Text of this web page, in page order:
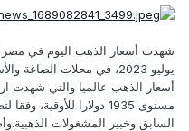
يوليو 2023، في محلات
أسعار الذهب عالميا والتي شهدت
مستوى 1935 دولارا